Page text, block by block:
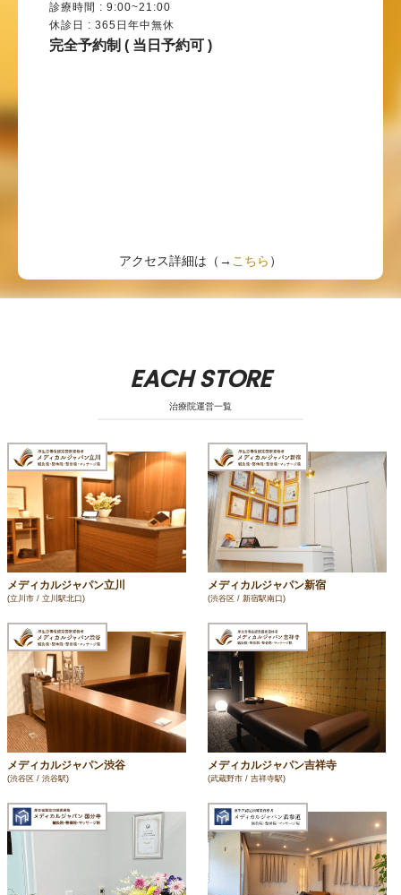
診療時間 : 9:00~21:00
休診日 : 365日年中無休
完全予約制 ( 当日予約可 )
アクセス詳細は（→ こちら ）
EACH STORE
治療院運営一覧
メディカルジャパン立川
(立川市 / 立川駅北口)
メディカルジャパン新宿
(渋谷区 / 新宿駅南口)
メディカルジャパン渋谷
(渋谷区 / 渋谷駅)
メディカルジャパン吉祥寺
(武蔵野市 / 吉祥寺駅)